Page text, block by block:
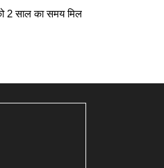
2 साल का समय मिल